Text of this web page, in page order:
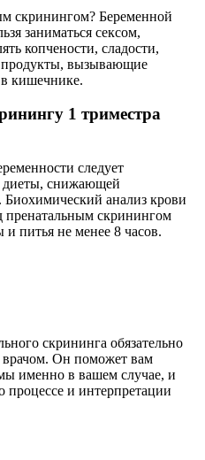
скринингом? Беременной
заниматься сексом,
копчености, сладости,
продукты, вызывающие
кишечнике.
1 триместра
следует
диеты, снижающей
Биохимический анализ крови
пренатальным скринингом
и питья не менее 8 часов.
скрининга обязательно
врачом. Он поможет вам
именно в вашем случае, и
процессе и интерпретации